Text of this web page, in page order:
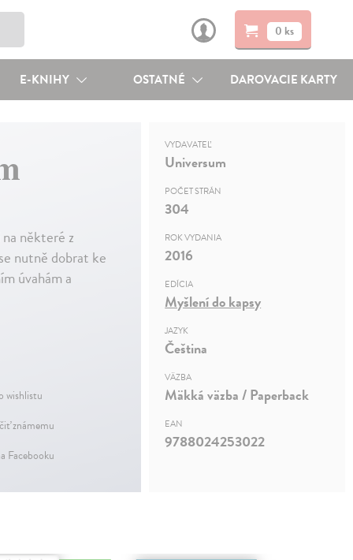
0 ks
E-KNIHY OSTATNÉ DAROVACIE KARTY
některé z
nutně dobrat ke
úvahám a
wishlistu
známemu
Facebooku
VYDAVATEĽ
Universum
POČET STRÁN
304
ROK VYDANIA
2016
EDÍCIA
Myšlení do kapsy
JAZYK
Čeština
VÄZBA
Mäkká väzba / Paperback
EAN
9788024253022